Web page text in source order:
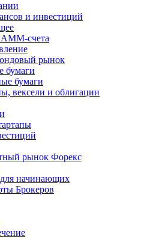
и инвестиций
счета
рынок
бумаги
бумаги
вексели и облигации
рынок Форекс
начинающих
Брокеров